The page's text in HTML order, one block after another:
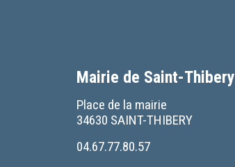
Mairie de Saint-Thibery
Place de la mairie
34630 SAINT-THIBERY
04.67.77.80.57